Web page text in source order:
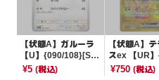
【状態A】ガルーラ
【U】{090/108}[SV
3]
¥5 (税込)
【状態A】
スex 【UR
7}[SV8a]
¥750(税込)